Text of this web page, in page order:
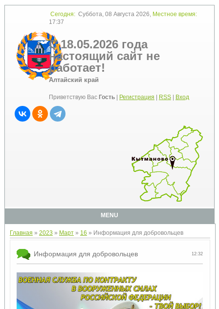
Сегодня:Суббота, 08 Августа 2026, Местное время:
17:37
С 18.05.2026 года
настоящий сайт не
работает!
Алтайский край
Приветствую Вас Гость| Регистрация RSS| Вход
MENU
Главная » 2023 » Март » 16 » Информация для добровольцев
12:32
Информация для добровольцев